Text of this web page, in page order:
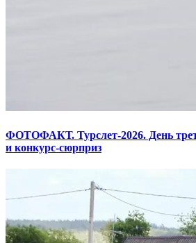
ФОТОФАКТ. Турслет-2026. День
и конкурс-сюрприз